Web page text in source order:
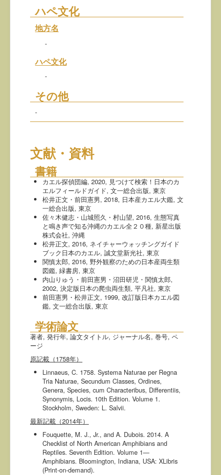
ハペ文化
地方名
-
ハペ文化
-
その他
-
文献・資料
書籍
カエル探偵団編, 2020, 見つけて検索！日本のカ
エルフィールドガイド, 文一総合出版, 東京
松井正文・前田憲男, 2018, 日本産カエル大鑑, 文
一総合出版, 東京
佐々木健志・山城照久・村山望, 2016, 生態写真
と鳴き声で知る沖縄のカエル全２０種, 新星出版
株式会社, 沖縄
松井正文, 2016, ネイチャーウォッチングガイド
ブック日本のカエル, 誠文堂新光社, 東京
関慎太郎, 2016, 野外観察のための日本産両生類
図鑑, 緑書房, 東京
内山りゅう・前田憲男・沼田研児・関慎太郎,
2002, 決定版日本の爬虫両生類, 平凡社, 東京
前田憲男・松井正文, 1999, 改訂版日本カエル図
鑑, 文一総合出版, 東京
学術論文
著者, 発行年, 論文タイトル, ジャーナル名, 巻号, ペ
ージ
原記載（1758年）
Linnaeus, C. 1758. Systema Naturae per Regna
Tria Naturae, Secundum Classes, Ordines,
Genera, Species, cum Characteribus, Differentiis,
Synonymis, Locis. 10th Edition. Volume 1.
Stockholm, Sweden: L. Salvii.
最新記載（2014年）
Fouquette, M. J., Jr., and A. Dubois. 2014. A
Checklist of North American Amphibians and
Reptiles. Seventh Edition. Volume 1—
Amphibians. Bloomington, Indiana, USA: XLibris
(Print-on-demand).